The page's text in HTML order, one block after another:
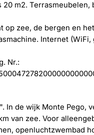
m2. Terrasmeubelen,
op zee, de bergen en
Internet (WiFi,
Nr.:
In de wijk Monte Pego,
van zee. Voor
openluchtzwembad